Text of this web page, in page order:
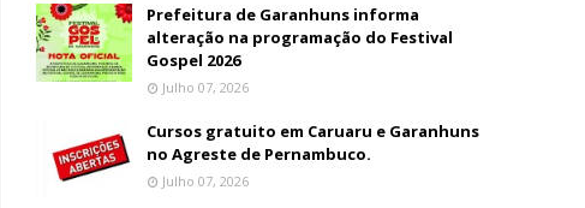
Prefeitura de Garanhuns informa
alteração na programação do Festival
Gospel 2026
Julho 07, 2026
Cursos gratuito em Caruaru e Garanhuns
no Agreste de Pernambuco.
Julho 07, 2026